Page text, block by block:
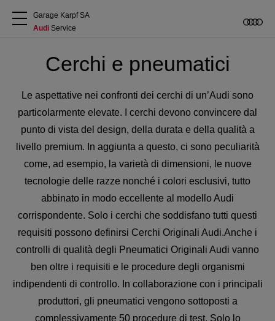
Chi siamo
Acquistare Audi
Service
Accessori Originali Audi
Clienti commerciali
Garage Karpf SA
Audi Service
Cerchi e pneumatici
Le aspettative nei confronti dei cerchi di un’Audi sono
particolarmente elevate. I cerchi devono convincere dal
punto di vista del design, della durata e della qualità a
livello premium. In aggiunta a questo, ci sono peculiarità
come, ad esempio, la varietà di dimensioni, le nuove
tecnologie delle razze nonché i colori esclusivi, tutto
abbinato in modo eccellente al modello Audi
corrispondente. Solo i cerchi che soddisfano tutti questi
requisiti possono definirsi Cerchi Originali Audi.Anche i
controlli di qualità degli Pneumatici Originali Audi vanno
ben oltre i requisiti e le procedure degli organismi
indipendenti di controllo. In collaborazione con i principali
produttori, gli pneumatici vengono sottoposti a
complessivamente 50 procedure di test. Solo lo